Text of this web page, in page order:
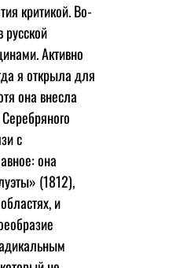
критикой. Во-
русской
Активно
я открыла для
она внесла
с
она
(1812),
и